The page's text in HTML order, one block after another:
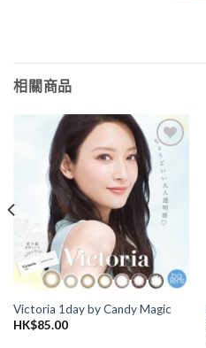
相關商品
添加
到喜
愛清
單
Victoria 1day by Candy Magic
HK$85.00